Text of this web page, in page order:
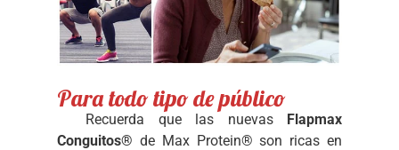
Para todo tipo de público
Recuerda que las nuevas Flapmax
Conguitos® de Max Protein® son ricas en